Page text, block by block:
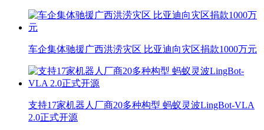
车企集体驰援广西洪涝灾区 比亚迪向灾区捐款1000万元
支持17家机器人厂商20多种构型 蚂蚁灵波LingBot-VLA
2.0正式开源